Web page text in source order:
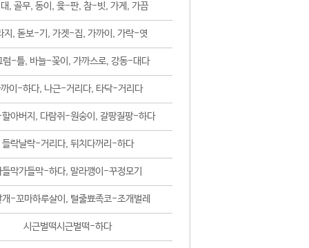
, 골무, 동이, 윷-판, 참-빗, 가게, 가끔
지, 돋보-기, 가겟-집, 가까이, 가락-엿
럼-틀, 바늘-꽂이, 가까스로, 강동-대다
이-하다, 나근-거리다, 타닥-거리다
아버지, 다람쥐-원숭이, 갈팡질팡-하다
들락날락-거리다, 뒤치다꺼리-하다
들막가들막-하다, 말라깽이-꾸정모기
개-꼬마하루살이, 털줄뾰족코-조개벌레
시근벌떡시근벌떡-하다